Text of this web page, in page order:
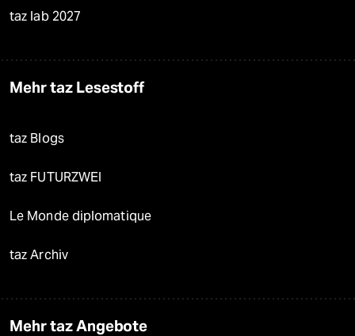
taz lab 2027
Mehr taz Lesestoff
taz Blogs
taz FUTURZWEI
Le Monde diplomatique
taz Archiv
Mehr taz Angebote